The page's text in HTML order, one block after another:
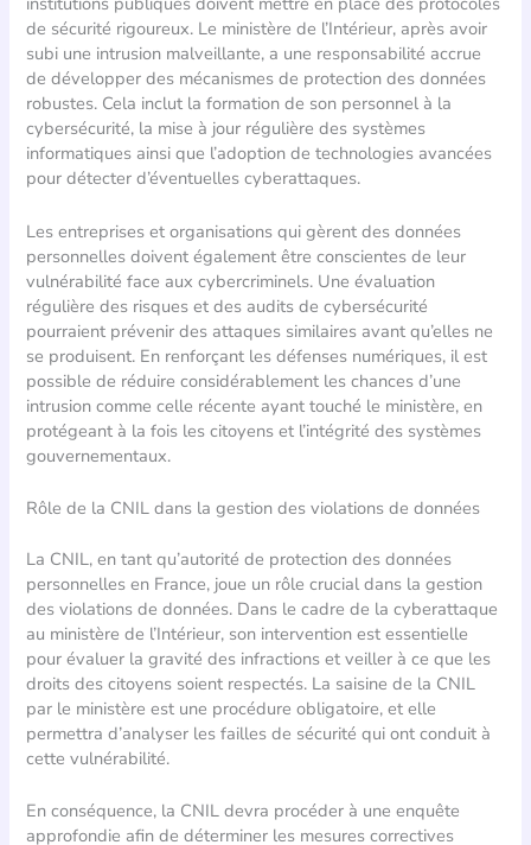
de sécurité rigoureux. Le ministère de l’Intérieur, après avoir
subi une intrusion malveillante, a une responsabilité accrue
de développer des mécanismes de protection des données
robustes. Cela inclut la formation de son personnel à la
cybersécurité, la mise à jour régulière des systèmes
informatiques ainsi que l’adoption de technologies avancées
pour détecter d’éventuelles cyberattaques.
Les entreprises et organisations qui gèrent des données
personnelles doivent également être conscientes de leur
vulnérabilité face aux cybercriminels. Une évaluation
régulière des risques et des audits de cybersécurité
pourraient prévenir des attaques similaires avant qu’elles ne
se produisent. En renforçant les défenses numériques, il est
possible de réduire considérablement les chances d’une
intrusion comme celle récente ayant touché le ministère, en
protégeant à la fois les citoyens et l’intégrité des systèmes
gouvernementaux.
Rôle de la CNIL dans la gestion des violations de données
La CNIL, en tant qu’autorité de protection des données
personnelles en France, joue un rôle crucial dans la gestion
des violations de données. Dans le cadre de la cyberattaque
au ministère de l’Intérieur, son intervention est essentielle
pour évaluer la gravité des infractions et veiller à ce que les
droits des citoyens soient respectés. La saisine de la CNIL
par le ministère est une procédure obligatoire, et elle
permettra d’analyser les failles de sécurité qui ont conduit à
cette vulnérabilité.
En conséquence, la CNIL devra procéder à une enquête
approfondie afin de déterminer les mesures correctives